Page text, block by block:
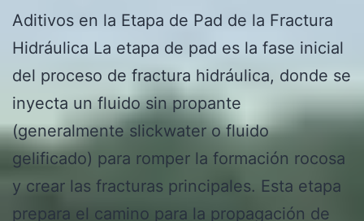
Aditivos en la Etapa de Pad de la Fractura
Hidráulica La etapa de pad es la fase inicial
del proceso de fractura hidráulica, donde se
inyecta un fluido sin propante
(generalmente slickwater o fluido
gelificado) para romper la formación rocosa
y crear las fracturas principales. Esta etapa
prepara el camino para la propagación de